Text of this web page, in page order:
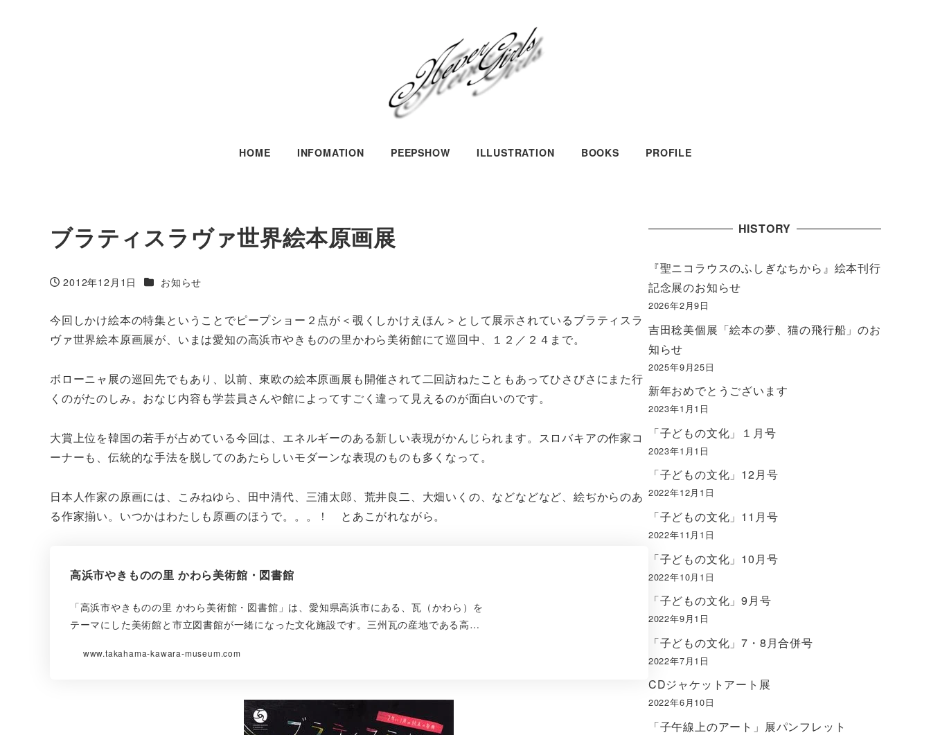
HOME INFOMATION PEEPSHOW ILLUSTRATION BOOKS PROFILE
ブラティスラヴァ世界絵本原画展
投稿日
2012年12月1日 カテゴリー
お知らせ
今回しかけ絵本の特集ということでピープショー２点が＜覗くしかけえほん＞として展示されているブラティスラ
ヴァ世界絵本原画展が、いまは愛知の高浜市やきものの里かわら美術館にて巡回中、１２／２４まで。
ボローニャ展の巡回先でもあり、以前、東欧の絵本原画展も開催されて二回訪ねたこともあってひさびさにまた行
くのがたのしみ。おなじ内容も学芸員さんや館によってすごく違って見えるのが面白いのです。
大賞上位を韓国の若手が占めている今回は、エネルギーのある新しい表現がかんじられます。スロバキアの作家コ
ーナーも、伝統的な手法を脱してのあたらしいモダーンな表現のものも多くなって。
日本人作家の原画には、こみねゆら、田中清代、三浦太郎、荒井良二、大畑いくの、などなどなど、絵ぢからのあ
る作家揃い。いつかはわたしも原画のほうで。。。！ とあこがれながら。
高浜市やきものの里 かわら美術館・図書館
「高浜市やきものの里 かわら美術館・図書館」は、愛知県高浜市にある、瓦（かわら）を
テーマにした美術館と市立図書館が一緒になった文化施設です。三州瓦の産地である高…
www.takahama-kawara-museum.com
HISTORY
『聖ニコラウスのふしぎなちから』絵本刊行
記念展のお知らせ
2026年2月9日
吉田稔美個展「絵本の夢、猫の飛行船」のお
知らせ
2025年9月25日
新年おめでとうございます
2023年1月1日
「子どもの文化」１月号
2023年1月1日
「子どもの文化」12月号
2022年12月1日
「子どもの文化」11月号
2022年11月1日
「子どもの文化」10月号
2022年10月1日
「子どもの文化」9月号
2022年9月1日
「子どもの文化」7・8月合併号
2022年7月1日
CDジャケットアート展
2022年6月10日
「子午線上のアート」展パンフレット